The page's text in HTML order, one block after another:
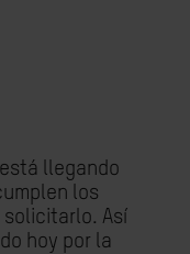
llegando
los
Así
hoy por la